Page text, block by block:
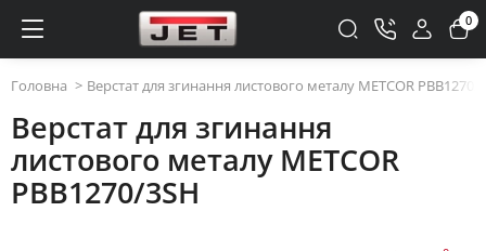
0
Головна Верстат для згинання листового металу METCOR PBB1270/
Верстат для згинання
листового металу METCOR
PBB1270/3SH